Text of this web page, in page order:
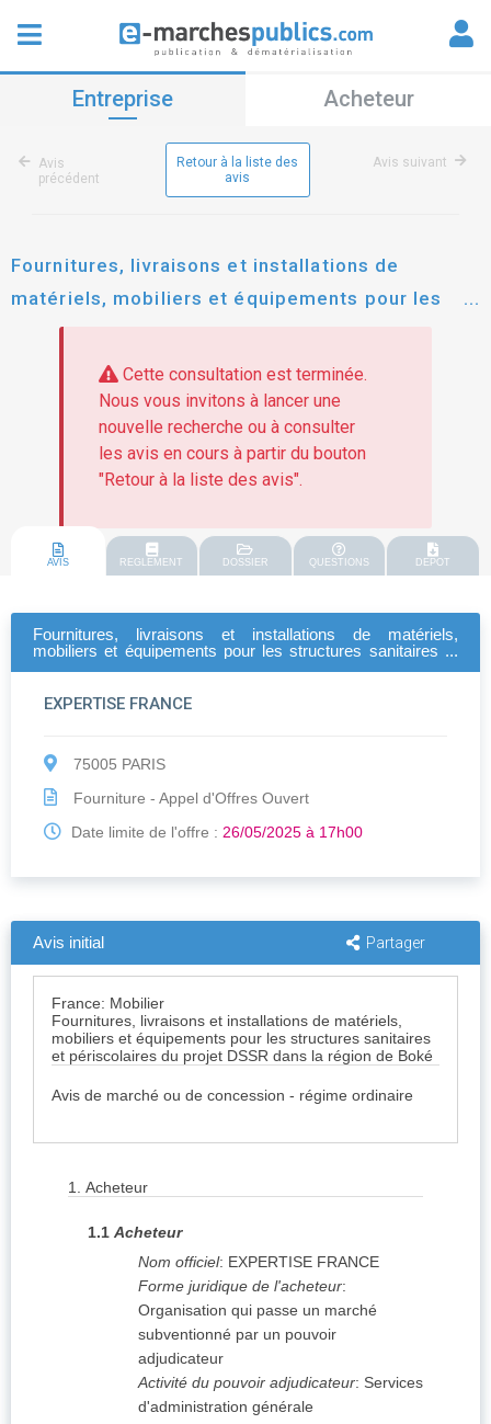
Entreprise Acheteur
Avis
précédent
Retour à la liste des
avis
Avis suivant
Fournitures, livraisons et installations de
matériels, mobiliers et équipements pour les
structures sanitaires et périscolaires du projet
dssr dans la région de boké
Cette consultation est terminée.
Nous vous invitons à lancer une
nouvelle recherche ou à consulter
les avis en cours à partir du bouton
"Retour à la liste des avis".
AVIS REGLEMENT DOSSIER QUESTIONS DEPOT
Fournitures, livraisons et installations de matériels,
mobiliers et équipements pour les structures sanitaires et
EXPERTISE FRANCE
75005 PARIS
Fourniture - Appel d'Offres Ouvert
Date limite de l'offre : 26/05/2025 à 17h00
Avis initial Partager
France: Mobilier
Fournitures, livraisons et installations de matériels,
mobiliers et équipements pour les structures sanitaires
et périscolaires du projet DSSR dans la région de Boké
Avis de marché ou de concession - régime ordinaire
1. Acheteur
1.1 Acheteur
Nom officiel: EXPERTISE FRANCE
Forme juridique de l'acheteur:
Organisation qui passe un marché
subventionné par un pouvoir
adjudicateur
Activité du pouvoir adjudicateur: Services
d'administration générale